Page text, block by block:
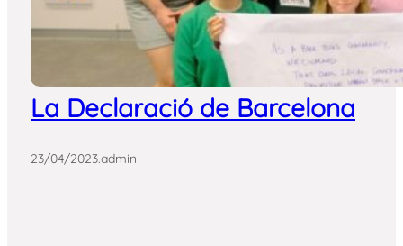
La Declaració de Barcelona
23/04/2023.admin